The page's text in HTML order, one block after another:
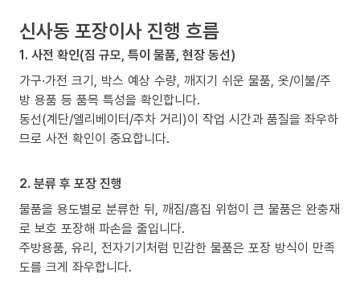
신사동 포장이사 진행 흐름
1. 사전 확인(짐 규모, 특이 물품, 현장 동선)
가구·가전 크기, 박스 예상 수량, 깨지기 쉬운 물품, 옷/이불/주
방 용품 등 품목 특성을 확인합니다.
동선(계단/엘리베이터/주차 거리)이 작업 시간과 품질을 좌우하
므로 사전 확인이 중요합니다.
2. 분류 후 포장 진행
물품을 용도별로 분류한 뒤, 깨짐/흠집 위험이 큰 물품은 완충재
로 보호 포장해 파손을 줄입니다.
주방용품, 유리, 전자기기처럼 민감한 물품은 포장 방식이 만족
도를 크게 좌우합니다.